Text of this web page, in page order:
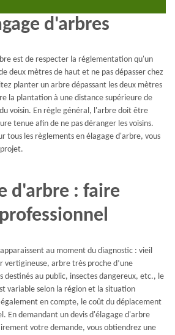
d'arbres
est de respecter la réglementation qu'un
deux mètres de haut et ne pas dépasser chez
planter un arbre dépassant les deux mètres
la plantation à une distance supérieure de
voisin. En règle général, l'arbre doit être
tenue afin de ne pas déranger les voisins.
tous les règlements en élagage d'arbre, vous
d'arbre : faire
au moment du diagnostic : vieil
vertigineuse, arbre très proche d’une
destinés au public, insectes dangereux, etc., le
variable selon la région et la situation
en compte, le coût du déplacement
En demandant un devis d'élagage d'arbre
votre demande, vous obtiendrez une